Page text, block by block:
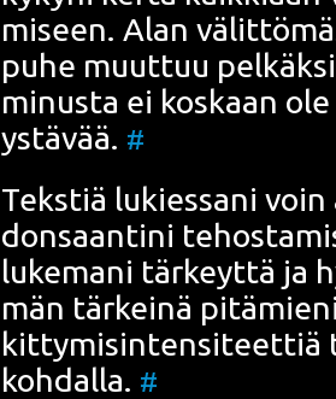
mi­seen. Alan
puhe muut­tuu
minus­ta ei kos­kaan
ystä­vää. #
Teks­tiä lukies­sa­ni
don­saan­ti­ni
luke­ma­ni tär­keyt­tä ja
män tär­kei­nä
kit­ty­mi­sin­ten­si­teet­tiä
koh­dal­la. #